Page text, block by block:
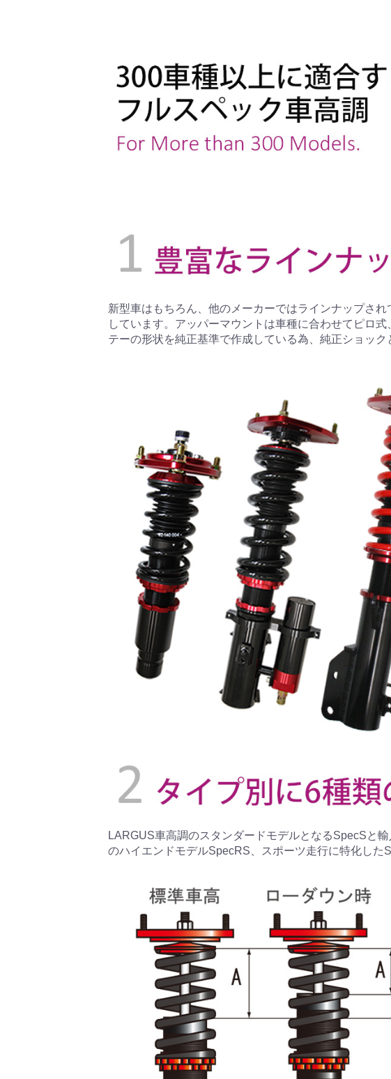
新型車はもちろん、他のメーカーではラインナップさ
しています。アッパーマウントは車種に合わせてピロ
テーの形状を純正基準で作成している為、純正ショッ
LARGUS車高調のスタンダードモデルとなるSpecSと
のハイエンドモデルSpecRS、スポーツ走行に特化した